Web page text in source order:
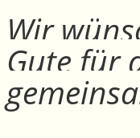
Wir
Gute für